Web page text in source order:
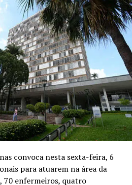
convoca nesta sexta-feira, 6
para atuarem na área da
70 enfermeiros, quatro